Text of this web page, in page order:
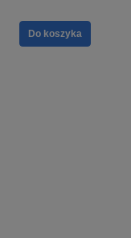
Do koszyka